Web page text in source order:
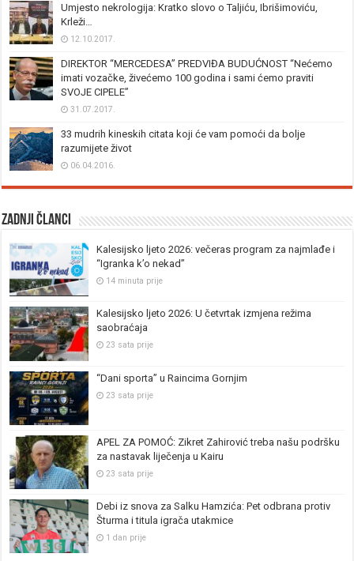
Umjesto nekrologija: Kratko slovo o Taljiću, Ibrišimoviću,
Krleži…
12.10.2017.
DIREKTOR “MERCEDESA” PREDVIĐA BUDUĆNOST “Nećemo
imati vozačke, živećemo 100 godina i sami ćemo praviti
SVOJE CIPELE”
31.07.2017.
33 mudrih kineskih citata koji će vam pomoći da bolje
razumijete život
06.04.2016.
Zadnji članci
Kalesijsko ljeto 2026: večeras program za najmlađe i
“Igranka k’o nekad”
14 minuta prije
Kalesijsko ljeto 2026: U četvrtak izmjena režima
saobraćaja
23 sata prije
“Dani sporta” u Raincima Gornjim
23 sata prije
APEL ZA POMOĆ: Zikret Zahirović treba našu podršku
za nastavak liječenja u Kairu
23 sata prije
Debi iz snova za Salku Hamzića: Pet odbrana protiv
Šturma i titula igrača utakmice
1 dan prije